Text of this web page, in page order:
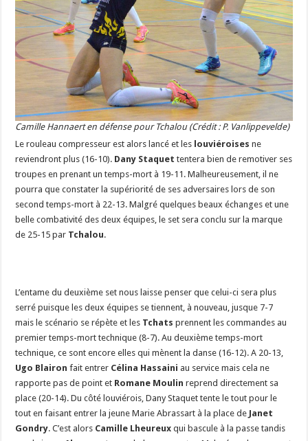
Camille Hannaert en défense pour Tchalou (Crédit : P. Vanlippevelde)
Le rouleau compresseur est alors lancé et les louviéroises ne
reviendront plus (16-10). Dany Staquet tentera bien de remotiver ses
troupes en prenant un temps-mort à 19-11. Malheureusement, il ne
pourra que constater la supériorité de ses adversaires lors de son
second temps-mort à 22-13. Malgré quelques beaux échanges et une
belle combativité des deux équipes, le set sera conclu sur la marque
de 25-15 par Tchalou.
L’entame du deuxième set nous laisse penser que celui-ci sera plus
serré puisque les deux équipes se tiennent, à nouveau, jusque 7-7
mais le scénario se répète et les Tchats prennent les commandes au
premier temps-mort technique (8-7). Au deuxième temps-mort
technique, ce sont encore elles qui mènent la danse (16-12). A 20-13,
Ugo Blairon fait entrer Célina Hassaini au service mais cela ne
rapporte pas de point et Romane Moulin reprend directement sa
place (20-14). Du côté louviérois, Dany Staquet tente le tout pour le
tout en faisant entrer la jeune Marie Abrassart à la place de Janet
Gondry. C’est alors Camille Lheureux qui bascule à la passe tandis